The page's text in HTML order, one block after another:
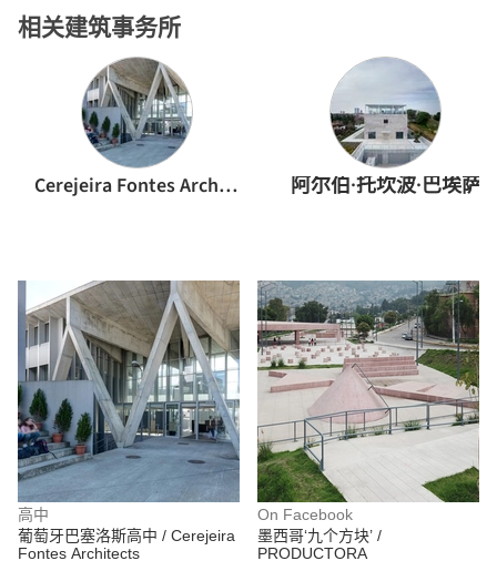
相关建筑事务所
Cerejeira Fontes Architects 阿尔伯·托坎波·巴埃萨
高中
葡萄牙巴塞洛斯高中 / Cerejeira
Fontes Architects
On Facebook
墨西哥‘九个方块’ /
PRODUCTORA